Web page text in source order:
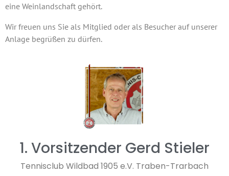
eine Weinlandschaft gehört.
Wir freuen uns Sie als Mitglied oder als Besucher auf unserer
Anlage begrüßen zu dürfen.
1. Vorsitzender Gerd Stieler
Tennisclub Wildbad 1905 e.V. Traben-Trarbach